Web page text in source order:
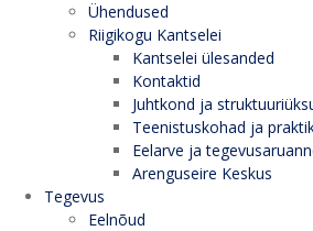
Ühendused
Riigikogu Kantselei
Kantselei ülesanded
Kontaktid
Juhtkond ja
Teenistuskohad ja
Eelarve ja
Arenguseire Keskus
Tegevus
Eelnõud